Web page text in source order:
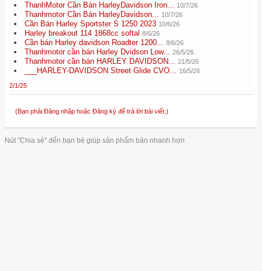
ThanhMotor Cần Bán HarleyDavidson Iron... 10/7/26
Thanhmotor Cần Bán HarleyDavidson... 10/7/26
Cần Bán Harley Sportster S 1250 2023 10/6/26
Harley breakout 114 1868cc softal 8/6/26
Cần bán Harley davidson Roadter 1200... 8/6/26
Thanhmotor cần bán Harley Dvidson Low... 26/5/26
Thanhmotor cần bán HARLEY DAVIDSON... 21/5/26
___HARLEY-DAVIDSON Street Glide CVO... 16/5/26
2/1/25
(Bạn phải Đăng nhập hoặc Đăng ký để trả lời bài viết.)
Nút "Chia sẻ" đến bạn bè giúp sản phẩm bán nhanh hơn